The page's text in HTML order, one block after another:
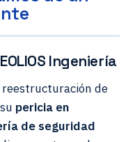
Ingeniería
reestructuración de
pericia en
de seguridad